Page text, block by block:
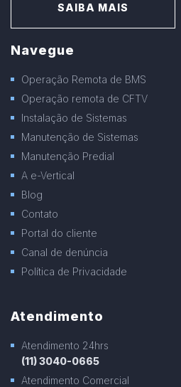
SAIBA MAIS
Navegue
Operação Remota de BMS
Operação remota de CFTV
Instalação de Sistemas
Manutenção de Sistemas
Manutenção Predial
A e-Vertical
Blog
Contato
Portal do cliente
Canal de denúncia
Política de Privacidade
Atendimento
Atendimento 24hrs
(11) 3040-0665
Atendimento Comercial